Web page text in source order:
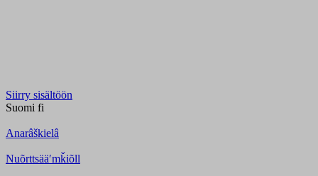
Siirry sisältöön
Suomi fi
Anarâškielâ
Nuõrttsääʹmǩiõll